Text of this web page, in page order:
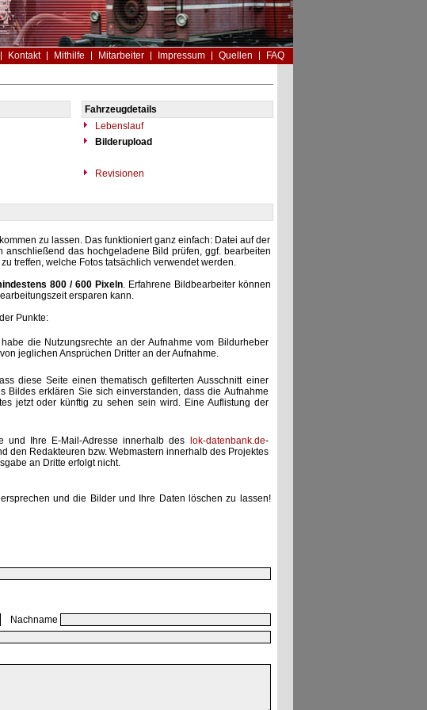
Kontakt Mithilfe Mitarbeiter Impressum Quellen
FAQ
Fahrzeugdetails
Lebenslauf
Bilderupload
Revisionen
zu lassen. Das funktioniert ganz einfach: Datei auf der
anschließend das hochgeladene Bild prüfen, ggf. bearbeiten
treffen, welche Fotos tatsächlich verwendet werden.
800 / 600 Pixeln. Erfahrene Bildbearbeiter können
ersparen kann.
Punkte:
die Nutzungsrechte an der Aufnahme vom Bildurheber
jeglichen Ansprüchen Dritter an der Aufnahme.
diese Seite einen thematisch gefilterten Ausschnitt einer
Bildes erklären Sie sich einverstanden, dass die Aufnahme
jetzt oder künftig zu sehen sein wird. Eine Auflistung der
und Ihre E-Mail-Adresse innerhalb des lok-datenbank.de-
den Redakteuren bzw. Webmastern innerhalb des Projektes
an Dritte erfolgt nicht.
und die Bilder und Ihre Daten löschen zu lassen!
Nachname